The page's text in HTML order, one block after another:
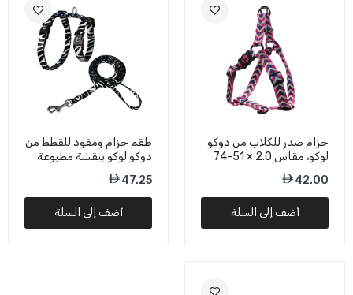
حزام صدر للكلاب من دوكو
لوكو، مقاس 2.0 × 51-74
42.00
أضف إلى السلة
طقم حزام ومقود للقطط من
دوكو لوكو بنقشة مطبوعة
مقاس صغير جدًا/6 أقدام
47.25
أضف إلى السلة